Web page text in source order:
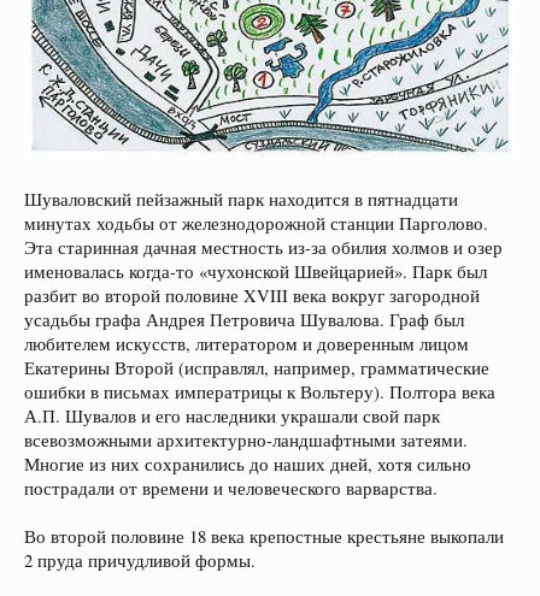
Шуваловский пейзажный парк находится в пятнадцати
минутах ходьбы от железнодорожной станции Парголово.
Эта старинная дачная местность из-за обилия холмов и озер
именовалась когда-то «чухонской Швейцарией». Парк был
разбит во второй половине XVIII века вокруг загородной
усадьбы графа Андрея Петровича Шувалова. Граф был
любителем искусств, литератором и доверенным лицом
Екатерины Второй (исправлял, например, грамматические
ошибки в письмах императрицы к Вольтеру). Полтора века
А.П. Шувалов и его наследники украшали свой парк
всевозможными архитектурно-ландшафтными затеями.
Многие из них сохранились до наших дней, хотя сильно
пострадали от времени и человеческого варварства.
Во второй половине 18 века крепостные крестьяне выкопали
2 пруда причудливой формы.